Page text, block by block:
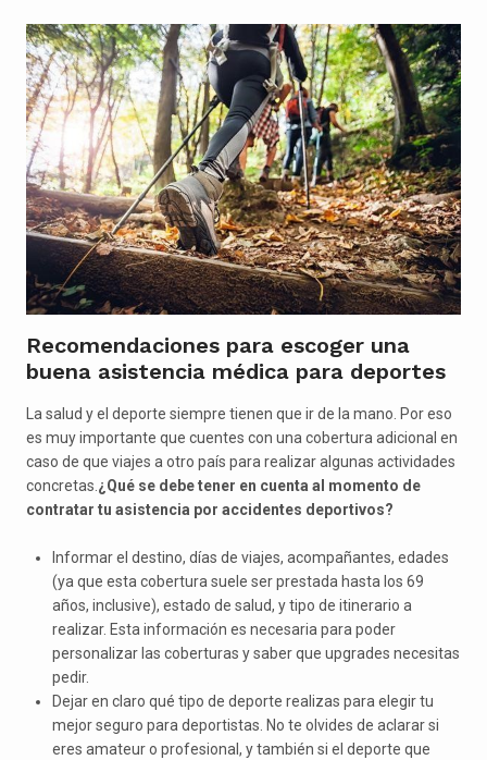
Recomendaciones para escoger una
buena asistencia médica para deportes
La salud y el deporte siempre tienen que ir de la mano. Por eso
es muy importante que cuentes con una cobertura adicional en
caso de que viajes a otro país para realizar algunas actividades
concretas. ¿Qué se debe tener en cuenta al momento de
contratar tu asistencia por accidentes deportivos?
Informar el destino, días de viajes, acompañantes, edades
(ya que esta cobertura suele ser prestada hasta los 69
años, inclusive), estado de salud, y tipo de itinerario a
realizar. Esta información es necesaria para poder
personalizar las coberturas y saber que upgrades necesitas
pedir.
Dejar en claro qué tipo de deporte realizas para elegir tu
mejor seguro para deportistas. No te olvides de aclarar si
eres amateur o profesional, y también si el deporte que